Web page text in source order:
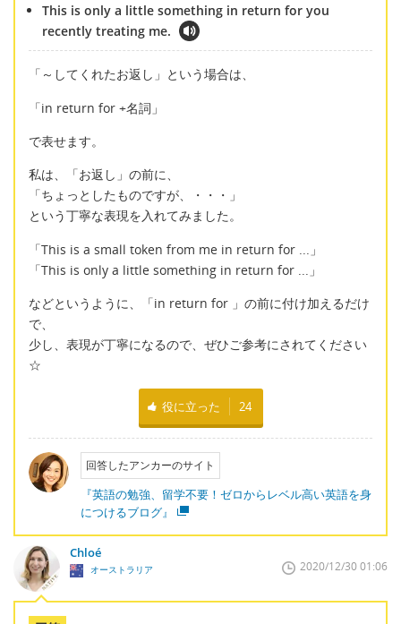
This is only a little something in return for you
recently treating me.
「～してくれたお返し」という場合は、
「in return for +名詞」
で表せます。
私は、「お返し」の前に、
「ちょっとしたものですが、・・・」
という丁寧な表現を入れてみました。
「This is a small token from me in return for ...」
「This is only a little something in return for ...」
などというように、「in return for 」の前に付け加えるだけ
で、
少し、表現が丁寧になるので、ぜひご参考にされてください
☆
役に立った 24
回答したアンカーのサイト
『英語の勉強、留学不要！ゼロからレベル高い英語を身
につけるブログ』
Chloé
オーストラリア 2020/12/30 01:06